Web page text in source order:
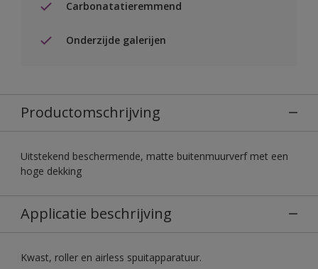
Carbonatatieremmend
Onderzijde galerijen
Productomschrijving
Uitstekend beschermende, matte buitenmuurverf met een
hoge dekking
Applicatie beschrijving
Kwast, roller en airless spuitapparatuur.